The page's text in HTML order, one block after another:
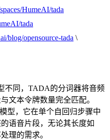
HumeAI/tada
tada
blog/opensource-tada \
不同，TADA的分词器将音频
文本令牌数量完全匹配。
型，它在单个自回归步骤中
语音片段，无论其长度如
理的需求。